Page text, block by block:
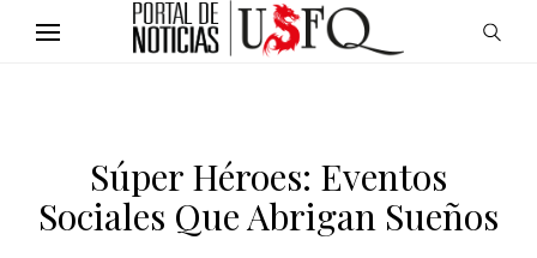
Súper Héroes: Eventos
Sociales Que Abrigan Sueños